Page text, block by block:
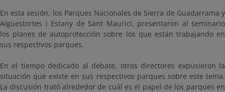
En esta sesión, los Parques Nacionales de Sierra de Guadarrama y
Aigüestortes i Estany de Sant Maurici, presentaron al seminario
los planes de autoprotección sobre los que están trabajando en
sus respectivos parques.
En el tiempo dedicado al debate, otros directores expusieron la
situación que existe en sus respectivos parques sobre este tema.
La discusión trató alrededor de cuál es el papel de los parques en